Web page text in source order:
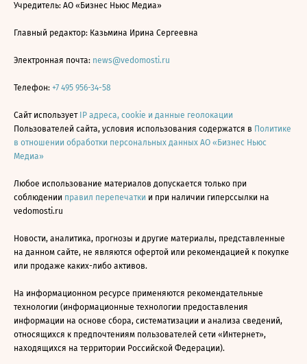
Учредитель: АО «Бизнес Ньюс Медиа»
Главный редактор: Казьмина Ирина Сергеевна
Электронная почта: news@vedomosti.ru
Телефон: +7 495 956-34-58
Сайт использует IP адреса, cookie и данные геолокации
Пользователей сайта, условия использования содержатся в Политике
в отношении обработки персональных данных АО «Бизнес Ньюс
Медиа»
Любое использование материалов допускается только при
соблюдении правил перепечатки и при наличии гиперссылки на
vedomosti.ru
Новости, аналитика, прогнозы и другие материалы, представленные
на данном сайте, не являются офертой или рекомендацией к покупке
или продаже каких-либо активов.
На информационном ресурсе применяются рекомендательные
технологии (информационные технологии предоставления
информации на основе сбора, систематизации и анализа сведений,
относящихся к предпочтениям пользователей сети «Интернет»,
находящихся на территории Российской Федерации).